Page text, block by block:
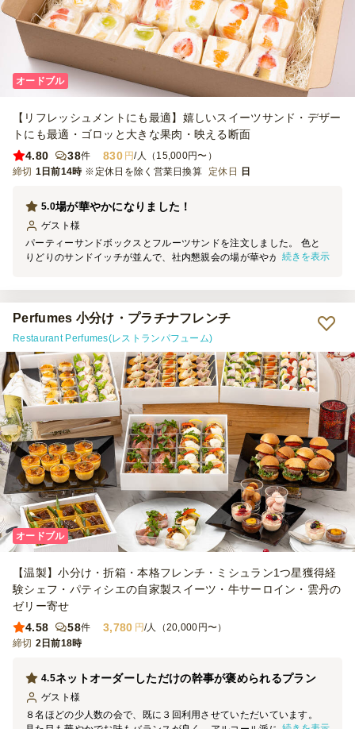
オードブル
【リフレッシュメントにも最適】嬉しいスイーツサンド・デザー
トにも最適・ゴロッと大きな果肉・映える断面
4.80
38件 830 円/人（15,000円〜）
締切 1日前14時 ※定休日を除く営業日換算 定休日 日
場が華やかになりました！
5.0
ゲスト 様
パーティーサンドボックスとフルーツサンドを注文しました。 色と
りどりのサンドイッチが並んで、社内懇親会の場が華やかになりまし
続きを表示
Perfumes 小分け・プラチナフレンチ
Restaurant Perfumes(レストランパフューム)
オードブル
【温製】小分け・折箱・本格フレンチ・ミシュラン1つ星獲得経
験シェフ・パティシエの自家製スイーツ・牛サーロイン・雲丹の
ゼリー寄せ
4.58
58件 3,780 円/人（20,000円〜）
締切 2日前18時
ネットオーダーしただけの幹事が褒められるプラン
4.5
ゲスト 様
８名ほどの少人数の会で、既に３回利用させていただいています。